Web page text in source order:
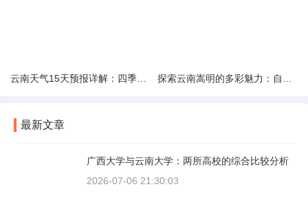
最新文章
广西大学与云南大学：两所高校的综合比较分析
2026-07-06 21:30:03